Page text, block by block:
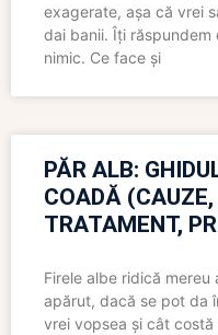
exagerate, așa că vrei
dai banii. Îți răspundem
nimic. Ce face și
PĂR ALB:
COADĂ
TRATAMENT,
Firele albe ridică
apărut, dacă se pot da
vrei vopsea și cât costă